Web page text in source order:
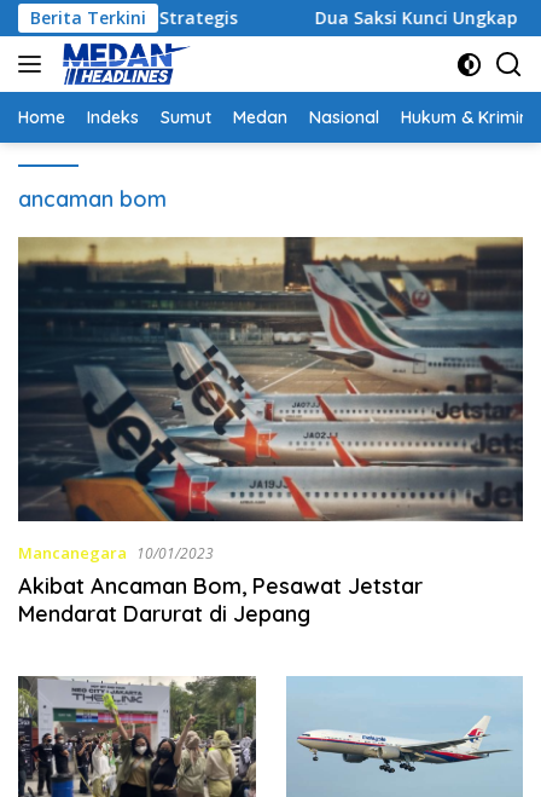
Langsung
ke
konten
Berita Terkini
Strategis Dua Saksi Kunci Ungkap Fakta
Home Indeks Sumut Medan Nasional Hukum &
ancaman bom
Mancanegara 10/01/2023
Akibat Ancaman Bom, Pesawat Jetstar
Mendarat Darurat di Jepang